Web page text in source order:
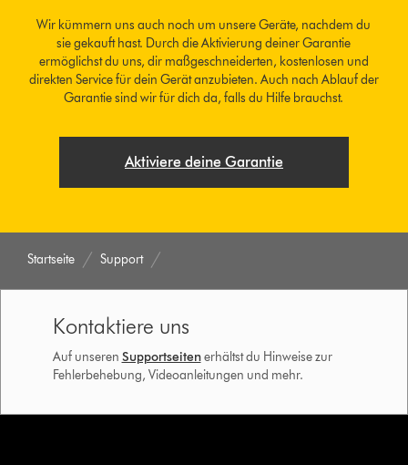
Wir kümmern uns auch noch um unsere Geräte, nachdem du
sie gekauft hast. Durch die Aktivierung deiner Garantie
ermöglichst du uns, dir maßgeschneiderten, kostenlosen und
direkten Service für dein Gerät anzubieten. Auch nach Ablauf der
Garantie sind wir für dich da, falls du Hilfe brauchst.
Aktiviere deine Garantie
Startseite Support
Kontaktiere uns
Auf unseren Supportseiten erhältst du Hinweise zur
Fehlerbehebung, Videoanleitungen und mehr.